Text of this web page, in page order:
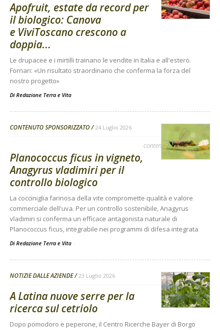
Apofruit, estate da record per
il biologico: Canova
e ViviToscano crescono a
doppia...
Le drupacee e i mirtilli trainano le vendite in Italia e all'estero.
Fornari: «Un risultato straordinario che conferma la forza del
nostro progetto»
Di Redazione Terra e Vita
CONTENUTO SPONSORIZZATO 24 Luglio 2026
contenuto sponsorizzato
Planococcus ficus in vigneto,
Anagyrus vladimiri per il
controllo biologico
La cocciniglia farinosa della vite compromette qualità e valore
commerciale dell'uva. Per un controllo sostenibile, Anagyrus
vladimiri si conferma un efficace antagonista naturale di
Planococcus ficus, integrabile nei programmi di difesa integrata
Di Redazione Terra e Vita -
NOTIZIE DALLE AZIENDE 23 Luglio 2026
A Latina nuove serre per la
ricerca sul cetriolo
Dopo pomodoro e peperone, il Centro Ricerche Bayer di Borgo